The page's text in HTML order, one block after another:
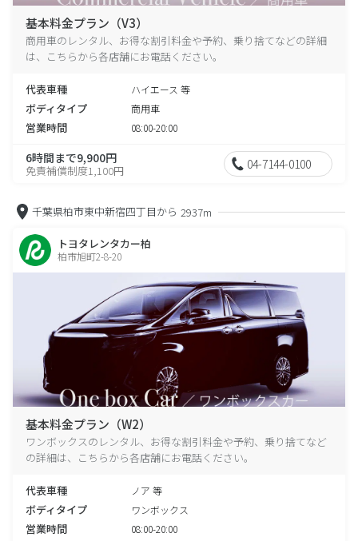
基本料金プラン（V3）
商用車のレンタル、お得な割引料金や予約、乗り捨てなどの詳細
は、こちらから各店舗にお電話ください。
代表車種 ハイエース 等
ボディタイプ 商用車
営業時間 08:00-20:00
6時間まで9,900円
免責補償制度1,100円 04-7144-0100
千葉県柏市東中新宿四丁目から 2937m
トヨタレンタカー柏
柏市旭町2-8-20
基本料金プラン（W2）
ワンボックスのレンタル、お得な割引料金や予約、乗り捨てなど
の詳細は、こちらから各店舗にお電話ください。
代表車種 ノア 等
ボディタイプ ワンボックス
営業時間 08:00-20:00